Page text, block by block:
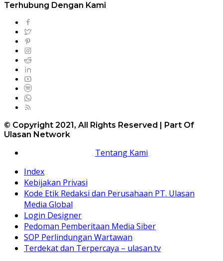
Terhubung Dengan Kami
© Copyright 2021, All Rights Reserved | Part Of
Ulasan Network
Tentang Kami
Index
Kebijakan Privasi
Kode Etik Redaksi dan Perusahaan PT. Ulasan
Media Global
Login Designer
Pedoman Pemberitaan Media Siber
SOP Perlindungan Wartawan
Terdekat dan Terpercaya – ulasan.tv